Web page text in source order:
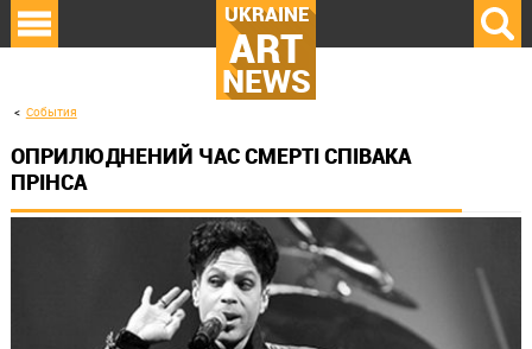
UKRAINE
ART
NEWS
События
ОПРИЛЮДНЕНИЙ ЧАС СМЕРТІ СПІВАКА
ПРІНСА